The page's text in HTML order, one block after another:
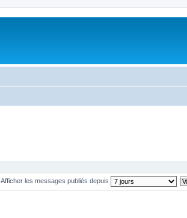
Afficher les messages publiés depuis